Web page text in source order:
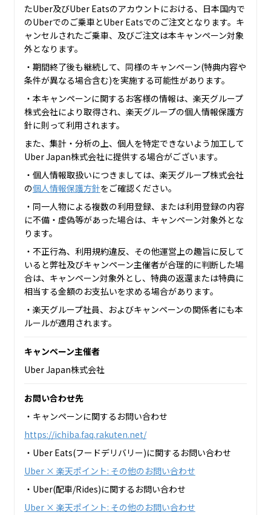
たUber及びUber Eatsのアカウントにおける、日本国内で
のUberでのご乗車とUber Eatsでのご注文となります。キ
ャンセルされたご乗車、及びご注文は本キャンペーン対象
外となります。
・期間終了後も継続して、同様のキャンペーン(特典内容や
条件が異なる場合含む)を実施する可能性があります。
・本キャンペーンに関するお客様の情報は、楽天グループ
株式会社により取得され、楽天グループの個人情報保護方
針に則って利用されます。
また、集計・分析の上、個人を特定できないよう加工して
Uber Japan株式会社に提供する場合がございます。
・個人情報取扱いにつきましては、楽天グループ株式会社
の個人情報保護方針をご確認ください。
・同一人物による複数の利用登録、または利用登録の内容
に不備・虚偽等があった場合は、キャンペーン対象外とな
ります。
・不正行為、利用規約違反、その他運営上の趣旨に反して
いると弊社及びキャンペーン主催者が合理的に判断した場
合は、キャンペーン対象外とし、特典の返還または特典に
相当する金額のお支払いを求める場合があります。
・楽天グループ社員、およびキャンペーンの関係者にも本
ルールが適用されます。
キャンペーン主催者
Uber Japan株式会社
お問い合わせ先
・キャンペーンに関するお問い合わせ
https://ichiba.faq.rakuten.net/
・Uber Eats(フードデリバリー)に関するお問い合わせ
Uber × 楽天ポイント: その他のお問い合わせ
・Uber(配車/Rides)に関するお問い合わせ
Uber × 楽天ポイント: その他のお問い合わせ